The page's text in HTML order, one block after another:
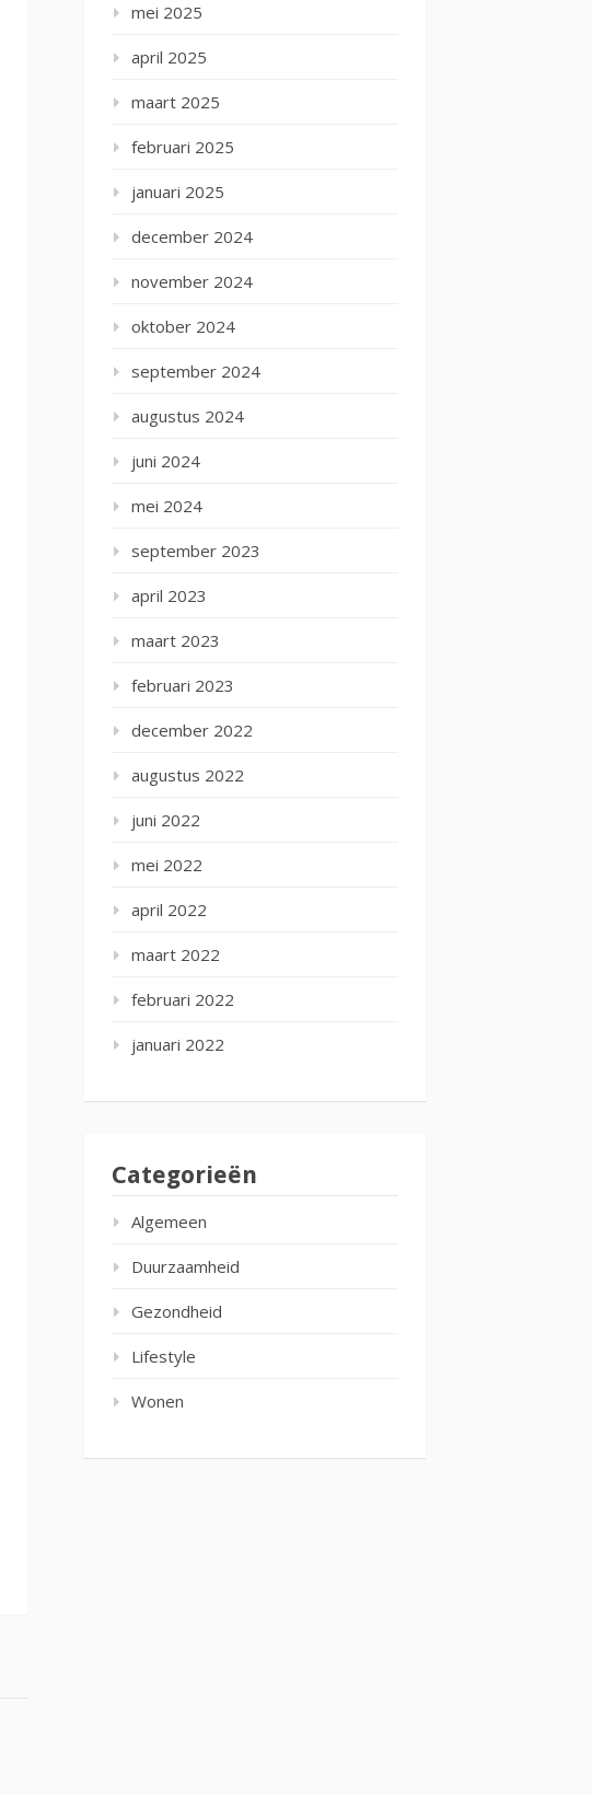
mei 2025
april 2025
maart 2025
februari 2025
januari 2025
december 2024
november 2024
oktober 2024
september 2024
augustus 2024
juni 2024
mei 2024
september 2023
april 2023
maart 2023
februari 2023
december 2022
augustus 2022
juni 2022
mei 2022
april 2022
maart 2022
februari 2022
januari 2022
Categorieën
Algemeen
Duurzaamheid
Gezondheid
Lifestyle
Wonen